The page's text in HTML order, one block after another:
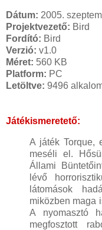
Dátum: 2005.
Projektvezető: Bird
Fordító: Bird
Verzió: v1.0
Méret: 560 KB
Platform: PC
Letöltve: 9496
Játékismeretető:
A játék Torque,
meséli el.
Állami
lévő
látomások
miközben maga
A nyomasztó
megfosztott